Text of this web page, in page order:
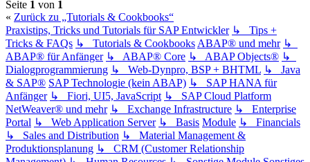
Seite 1 von 1
« Zurück zu „Tutorials & Cookbooks“
Praxistips, Tricks und Tutorials für SAP Entwickler ↳ Tips +
Tricks & FAQs ↳ Tutorials & Cookbooks ABAP® und mehr ↳
ABAP® für Anfänger ↳ ABAP® Core ↳ ABAP Objects® ↳
Dialogprogrammierung ↳ Web-Dynpro, BSP + BHTML ↳ Java
& SAP® SAP Technologie (kein ABAP) ↳ SAP HANA für
Anfänger ↳ Fiori, UI5, JavaScript ↳ SAP Cloud Platform
NetWeaver® und mehr ↳ Exchange Infrastructure ↳ Enterprise
Portal ↳ Web Application Server ↳ Basis Module ↳ Financials
↳ Sales and Distribution ↳ Material Management &
Produktionsplanung ↳ CRM (Customer Relationship